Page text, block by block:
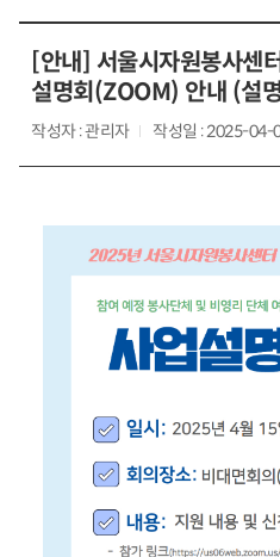
[안내] 서울시자원봉사센
설명회(ZOOM) 안내 (설
작성자 : 관리자 작성일 : 2025-04-